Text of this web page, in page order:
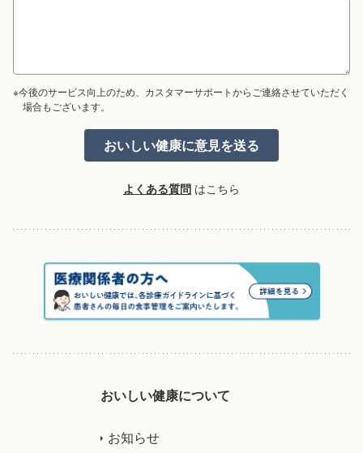
※今後のサービス向上のため、カスタマーサポートからご連絡させていただく
場合もございます。
よくある質問 はこちら
おいしい健康について
お知らせ